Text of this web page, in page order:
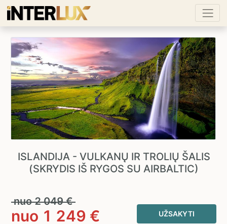
ISLANDIJA - VULKANŲ IR TROLIŲ ŠALIS
(SKRYDIS IŠ RYGOS SU AIRBALTIC)
nuo2 049€
nuo 1 249 € UŽSAKYTI